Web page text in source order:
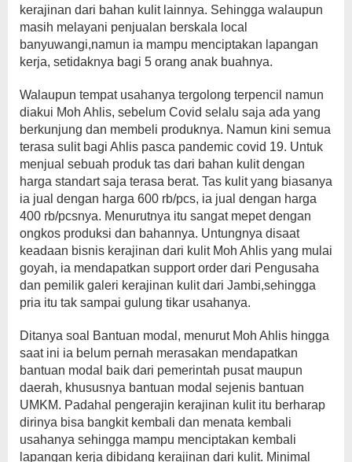
kerajinan dari bahan kulit lainnya. Sehingga walaupun
masih melayani penjualan berskala local
banyuwangi,namun ia mampu menciptakan lapangan
kerja, setidaknya bagi 5 orang anak buahnya.
Walaupun tempat usahanya tergolong terpencil namun
diakui Moh Ahlis, sebelum Covid selalu saja ada yang
berkunjung dan membeli produknya. Namun kini semua
terasa sulit bagi Ahlis pasca pandemic covid 19. Untuk
menjual sebuah produk tas dari bahan kulit dengan
harga standart saja terasa berat. Tas kulit yang biasanya
ia jual dengan harga 600 rb/pcs, ia jual dengan harga
400 rb/pcsnya. Menurutnya itu sangat mepet dengan
ongkos produksi dan bahannya. Untungnya disaat
keadaan bisnis kerajinan dari kulit Moh Ahlis yang mulai
goyah, ia mendapatkan support order dari Pengusaha
dan pemilik galeri kerajinan kulit dari Jambi,sehingga
pria itu tak sampai gulung tikar usahanya.
Ditanya soal Bantuan modal, menurut Moh Ahlis hingga
saat ini ia belum pernah merasakan mendapatkan
bantuan modal baik dari pemerintah pusat maupun
daerah, khususnya bantuan modal sejenis bantuan
UMKM. Padahal pengerajin kerajinan kulit itu berharap
dirinya bisa bangkit kembali dan menata kembali
usahanya sehingga mampu menciptakan kembali
lapangan kerja dibidang kerajinan dari kulit. Minimal